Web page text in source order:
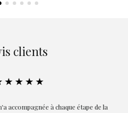
clients
accompagnée à chaque étape de la